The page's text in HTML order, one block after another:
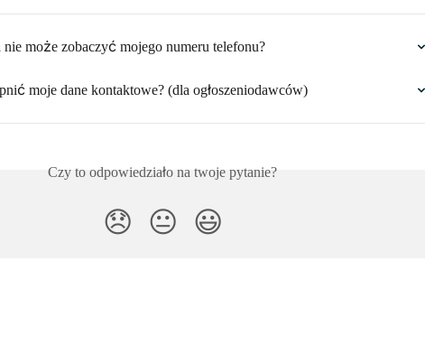
nie może zobaczyć mojego numeru telefonu?
moje dane kontaktowe? (dla ogłoszeniodawców)
Czy to odpowiedziało na twoje pytanie?
😞 😐 😃